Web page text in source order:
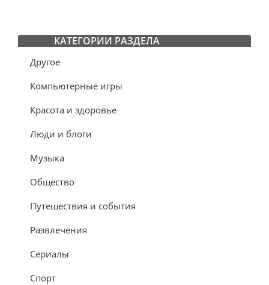
КАТЕГОРИИ РАЗДЕЛА
Другое
Компьютерные игры
Красота и здоровье
Люди и блоги
Музыка
Общество
Путешествия и события
Развлечения
Сериалы
Спорт